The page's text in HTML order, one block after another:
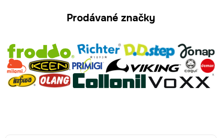
Prodávané značky